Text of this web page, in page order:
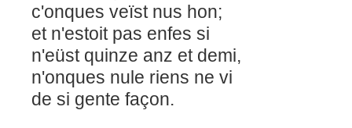
c'onques veïst nus hon;
et n'estoit pas enfes si
n'eüst quinze anz et demi,
n'onques nule riens ne vi
de si gente façon.